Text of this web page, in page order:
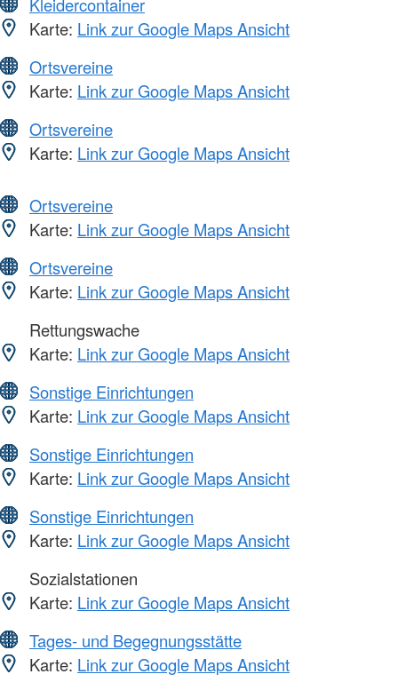
Karte: Link zur Google Maps Ansicht
Ortsvereine
Karte: Link zur Google Maps Ansicht
Ortsvereine
Karte: Link zur Google Maps Ansicht
Ortsvereine
Karte: Link zur Google Maps Ansicht
Ortsvereine
Karte: Link zur Google Maps Ansicht
Rettungswache
Karte: Link zur Google Maps Ansicht
Sonstige Einrichtungen
Karte: Link zur Google Maps Ansicht
Sonstige Einrichtungen
Karte: Link zur Google Maps Ansicht
Sonstige Einrichtungen
Karte: Link zur Google Maps Ansicht
Sozialstationen
Karte: Link zur Google Maps Ansicht
Tages- und Begegnungsstätte
Karte: Link zur Google Maps Ansicht